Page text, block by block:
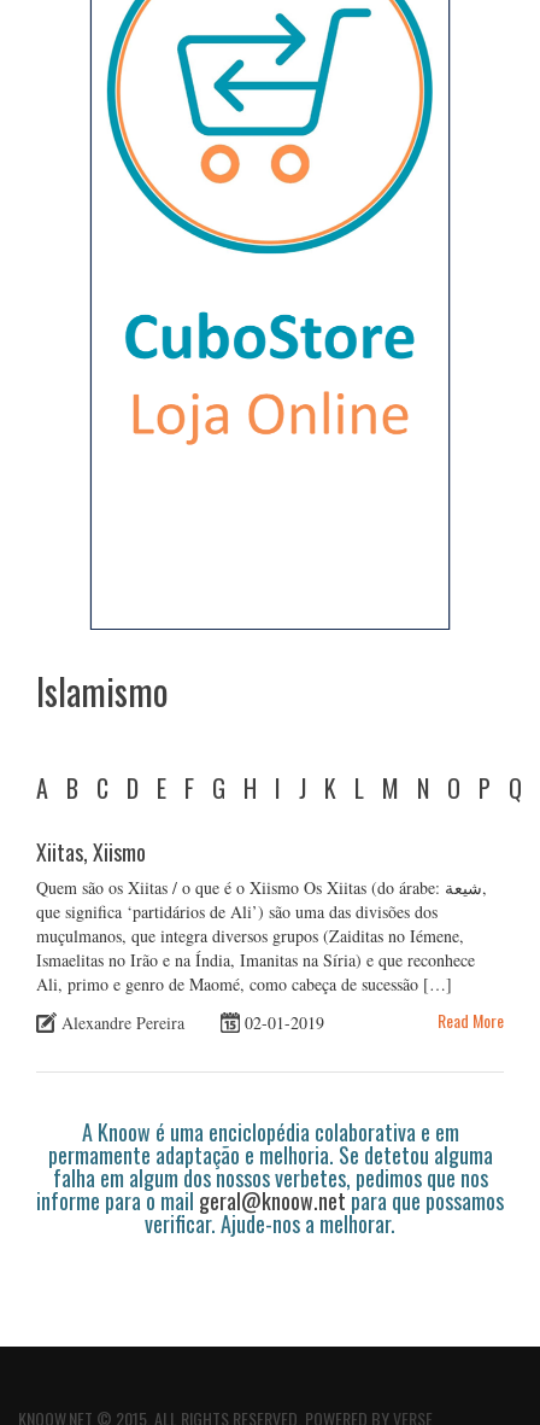
Islamismo
A B C D E F G H I J K L M N O P Q
Xiitas, Xiismo
Quem são os Xiitas / o que é o Xiismo Os Xiitas (do árabe: شيعة,
que significa ‘partidários de Ali’) são uma das divisões dos
muçulmanos, que integra diversos grupos (Zaiditas no Iémene,
Ismaelitas no Irão e na Índia, Imanitas na Síria) e que reconhece
Ali, primo e genro de Maomé, como cabeça de sucessão […]
Alexandre Pereira
02-01-2019 Read More
A Knoow é uma enciclopédia colaborativa e em
permamente adaptação e melhoria. Se detetou alguma
falha em algum dos nossos verbetes, pedimos que nos
informe para o mail geral@knoow.netpara que possamos
verificar. Ajude-nos a melhorar.
KNOOW.NET © 2015. ALL RIGHTS RESERVED. POWERED BYVERSE